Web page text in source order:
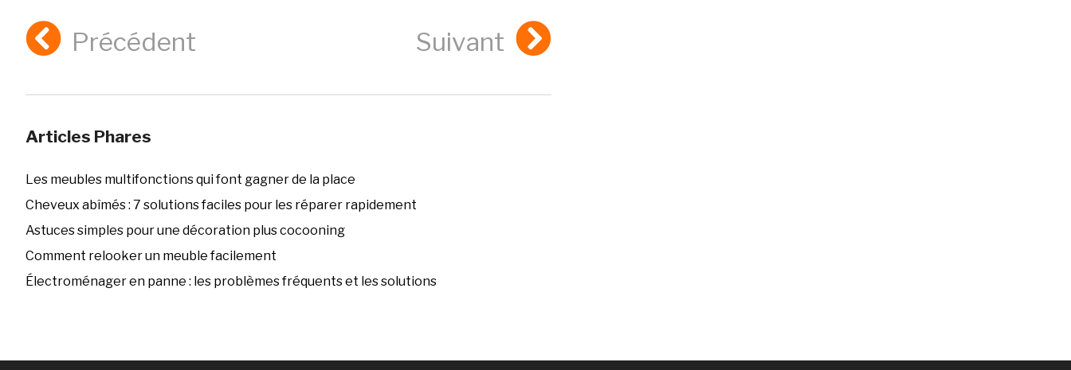
Précédent Suivant
Articles Phares
Les meubles multifonctions qui font gagner de la place
Cheveux abîmés : 7 solutions faciles pour les réparer rapidement
Astuces simples pour une décoration plus cocooning
Comment relooker un meuble facilement
Électroménager en panne : les problèmes fréquents et les solutions